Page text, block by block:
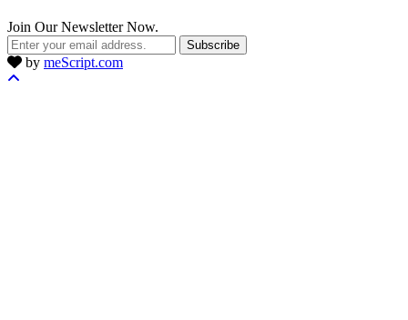
Join Our Newsletter Now.
Subscribe
by meScript.com